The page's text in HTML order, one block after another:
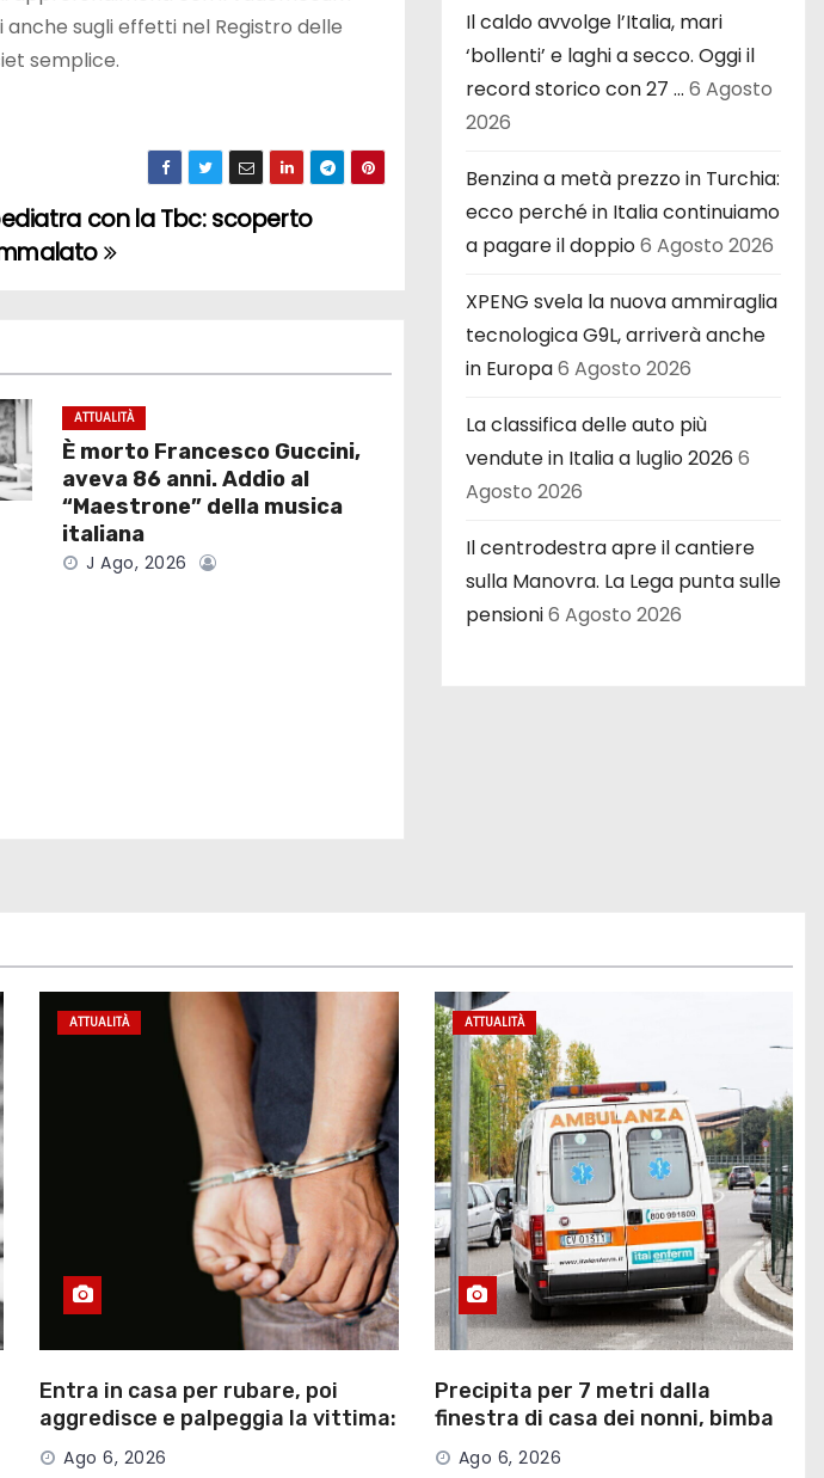
sugli effetti nel Registro delle
semplice.
con la Tbc: scoperto
ATTUALITÀ
È morto Francesco Guccini,
aveva 86 anni. Addio al
“Maestrone” della musica
italiana
J Ago, 2026
Il caldo avvolge l’Italia, mari
‘bollenti’ e laghi a secco. Oggi il
record storico con 27 … 6 Agosto
2026
Benzina a metà prezzo in Turchia:
ecco perché in Italia continuiamo
a pagare il doppio6 Agosto 2026
XPENG svela la nuova ammiraglia
tecnologica G9L, arriverà anche
in Europa6 Agosto 2026
La classifica delle auto più
vendute in Italia a luglio 2026 6
Agosto 2026
Il centrodestra apre il cantiere
sulla Manovra. La Lega punta sulle
pensioni6 Agosto 2026
ATTUALITÀ
Entra in casa per rubare, poi
aggredisce e palpeggia la vittima:
arrestato 32enne tra Mont…
Ago 6, 2026
ATTUALITÀ
Precipita per 7 metri dalla
finestra di casa dei nonni, bimba
di 6 anni in fin di vita
Ago 6, 2026